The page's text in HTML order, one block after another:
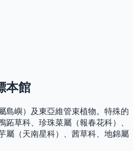
本館
島嶼）及東亞維管束植物。特殊的
草科、珍珠菜屬（報春花科）、
屬（天南星科）、茜草科、地錦屬